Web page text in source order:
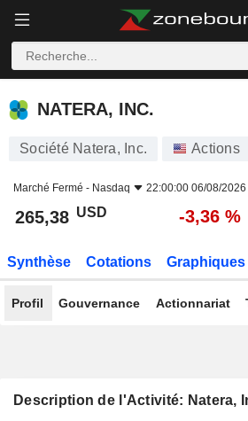
NATERA, INC.
NATERA, INC.
Société Natera, Inc. Actions
Marché Fermé - Nasdaq 22:00:00 06/08/2026
265,38 USD -3,36 %
Synthèse Cotations Graphiques
Profil Gouvernance Actionnariat
Description de l'Activité: Natera,